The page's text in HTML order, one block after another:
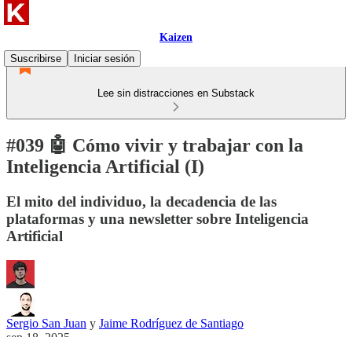
Kaizen
Suscribirse
Iniciar sesión
Lee sin distracciones en Substack
#039 🤖 Cómo vivir y trabajar con la
Inteligencia Artificial (I)
El mito del individuo, la decadencia de las
plataformas y una newsletter sobre Inteligencia
Artificial
Sergio San Juan y Jaime Rodríguez de Santiago